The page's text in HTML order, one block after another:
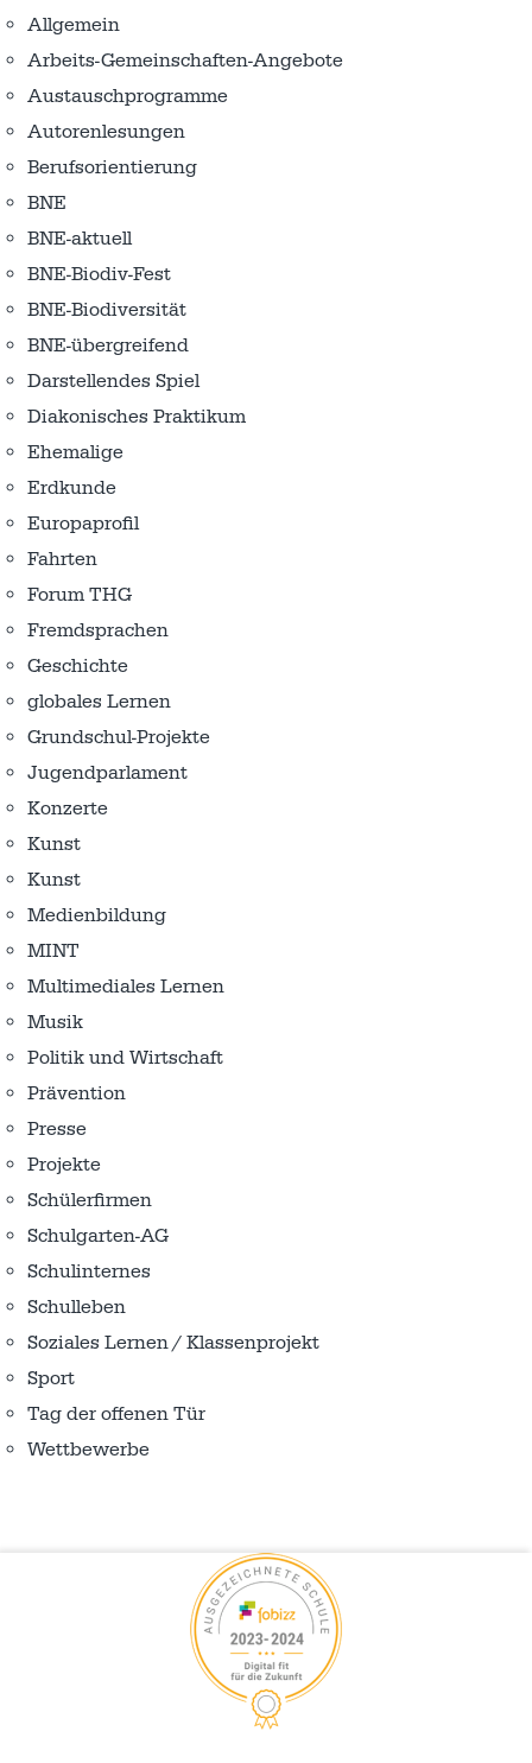
Allgemein
Arbeits-Gemeinschaften-Angebote
Austausch­programme
Autorenlesungen
Berufsorientierung
BNE
BNE-aktuell
BNE-Biodiv-Fest
BNE-Biodiversität
BNE-übergreifend
Darstellendes Spiel
Diakonisches Praktikum
Ehemalige
Erdkunde
Europaprofil
Fahrten
Forum THG
Fremdsprachen
Geschichte
globales Lernen
Grundschul-Projekte
Jugendparlament
Konzerte
Kunst
Kunst
Medienbildung
MINT
Multimediales Lernen
Musik
Politik und Wirtschaft
Prävention
Presse
Projekte
Schülerfirmen
Schulgarten-AG
Schulinternes
Schulleben
Soziales Lernen / Klassenprojekt
Sport
Tag der offenen Tür
Wettbewerbe